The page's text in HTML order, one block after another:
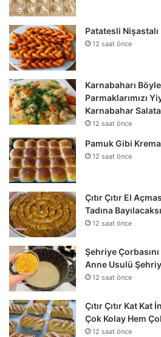
Patatesli Nişastalı
12 saat önce
Karnabaharı
Parmaklarımızı
Karnabahar
12 saat önce
Pamuk Gibi
12 saat önce
Çıtır Çıtır El
Tadına
12 saat önce
Şehriye
Anne Usulü
12 saat önce
Çıtır Çıtır Kat Kat
Çok Kolay Hem
12 saat önce